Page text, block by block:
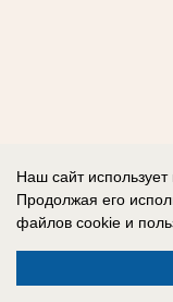
Наш сайт использует
Продолжая его
файлов cookie и